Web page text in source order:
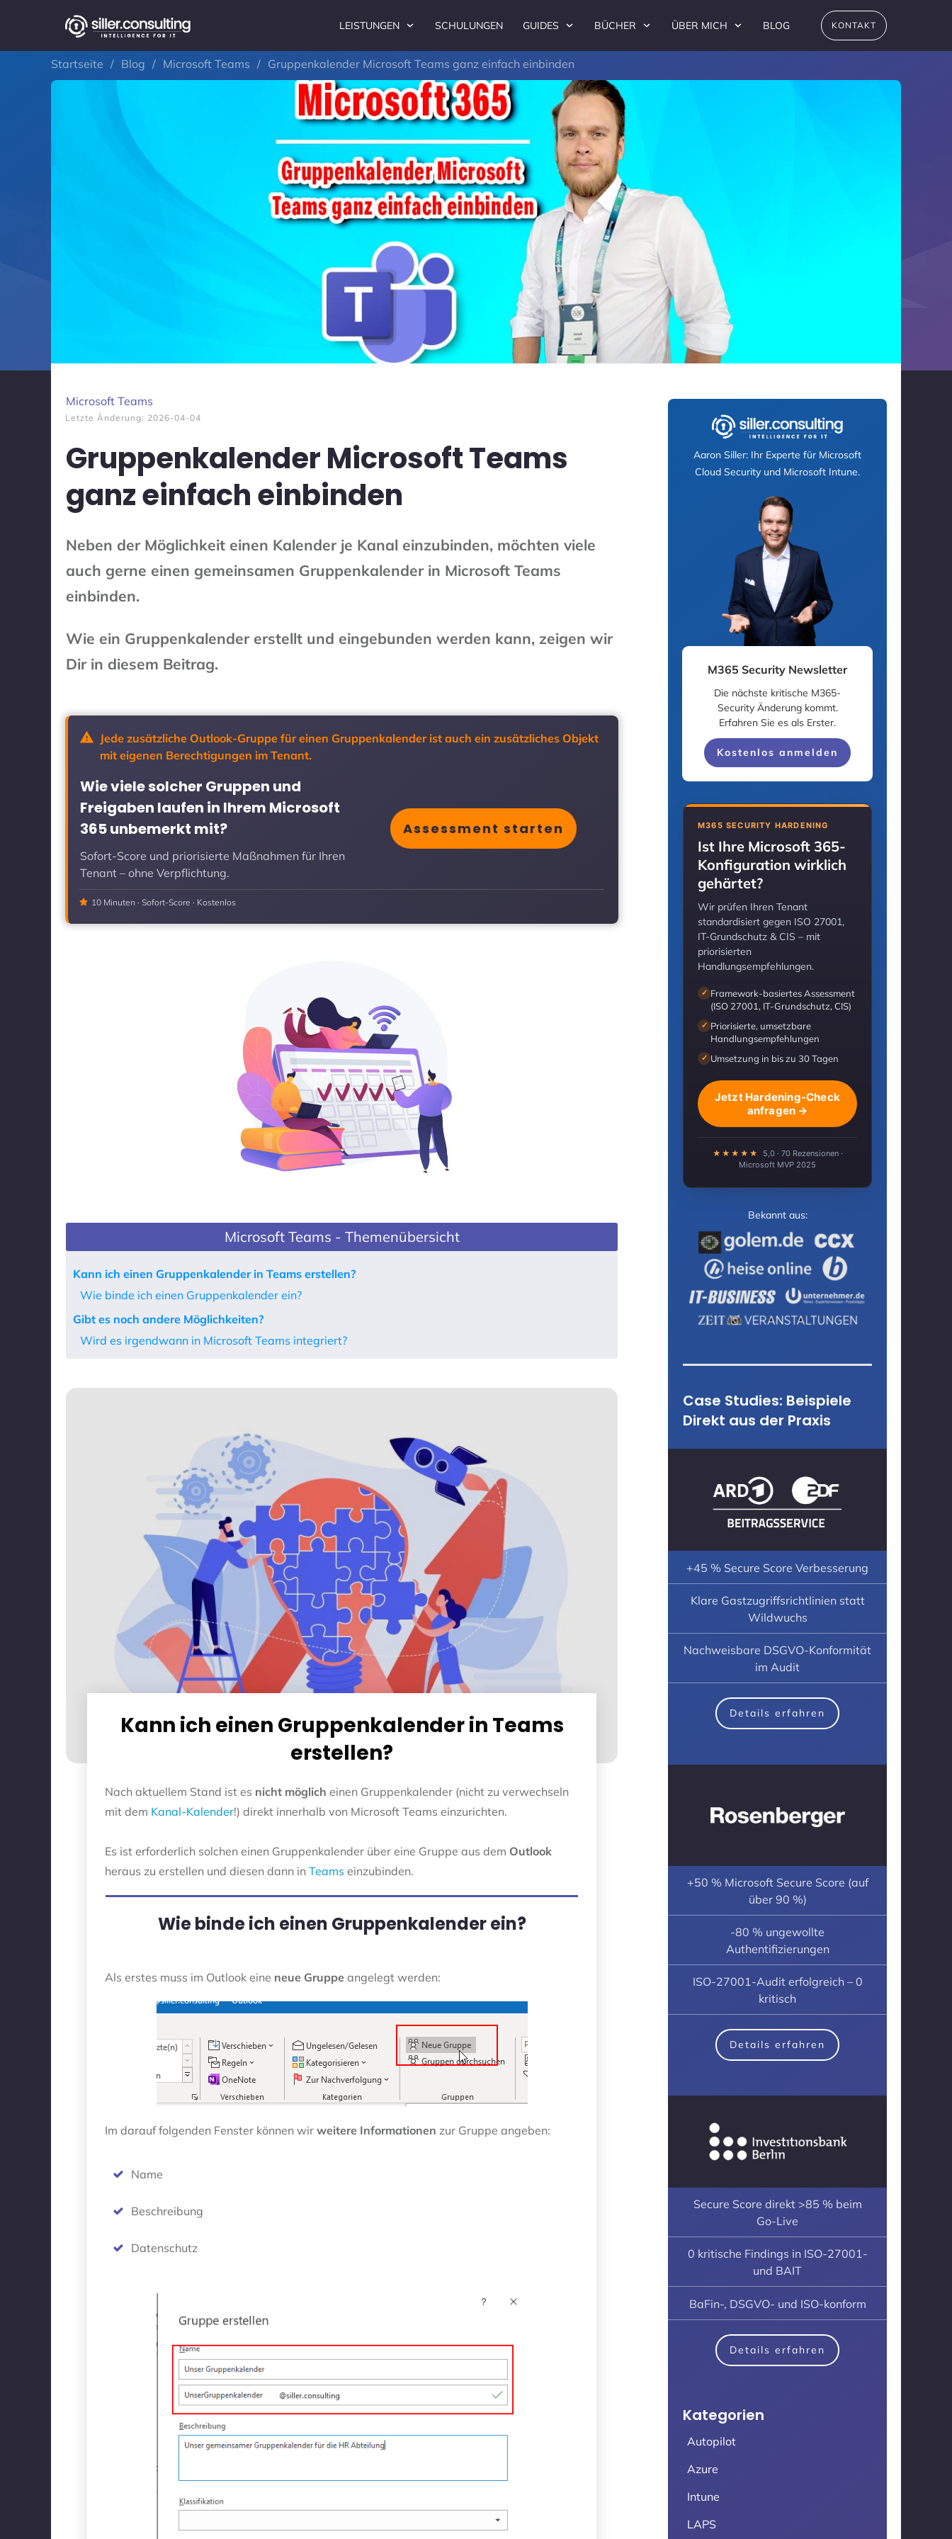
LEISTUNGEN SCHULUNGEN GUIDES BÜCHER ÜBER MICH BLOG KONTAKT
Startseite / Blog / Microsoft Teams / Gruppenkalender Microsoft Teams ganz einfach einbinden
Microsoft Teams
Letzte Änderung: 2026-04-04
Gruppenkalender Microsoft Teams
ganz einfach einbinden
Neben der Möglichkeit einen Kalender je Kanal einzubinden, möchten viele
auch gerne einen gemeinsamen Gruppenkalender in Microsoft Teams
einbinden.
Wie ein Gruppenkalender erstellt und eingebunden werden kann, zeigen wir
Dir in diesem Beitrag.
Jede zusätzliche Outlook-Gruppe für einen Gruppenkalender ist auch ein zusätzliches Objekt
mit eigenen Berechtigungen im Tenant.
Wie viele solcher Gruppen und
Freigaben laufen in Ihrem Microsoft
365 unbemerkt mit?
Sofort-Score und priorisierte Maßnahmen für Ihren
Tenant – ohne Verpflichtung.
Assessment starten
10 Minuten · Sofort-Score · Kostenlos
Microsoft Teams - Themenübersicht
Kann ich einen Gruppenkalender in Teams erstellen?
Wie binde ich einen Gruppenkalender ein?
Gibt es noch andere Möglichkeiten?
Wird es irgendwann in Microsoft Teams integriert?
Kann ich einen Gruppenkalender in Teams
erstellen?
Nach aktuellem Stand ist es nicht möglich einen Gruppenkalender (nicht zu verwechseln
mit dem Kanal-Kalender!) direkt innerhalb von Microsoft Teams einzurichten.
Es ist erforderlich solchen einen Gruppenkalender über eine Gruppe aus dem Outlook
heraus zu erstellen und diesen dann in Teams einzubinden.
Wie binde ich einen Gruppenkalender ein?
Als erstes muss im Outlook eine neue Gruppe angelegt werden:
Im darauf folgenden Fenster können wir weitere Informationen zur Gruppe angeben:
Name
Beschreibung
Datenschutz
Aaron Siller: Ihr Experte für Microsoft
Cloud Security und Microsoft Intune.
M365 Security Newsletter
Die nächste kritische M365-
Security Änderung kommt.
Erfahren Sie es als Erster.
Kostenlos anmelden
M365 SECURITY HARDENING
Ist Ihre Microsoft 365-
Konfiguration wirklich
gehärtet?
Wir prüfen Ihren Tenant
standardisiert gegen ISO 27001,
IT-Grundschutz & CIS – mit
priorisierten
Handlungsempfehlungen.
✓ Framework-basiertes Assessment
(ISO 27001, IT-Grundschutz, CIS)
✓ Priorisierte, umsetzbare
Handlungsempfehlungen
✓ Umsetzung in bis zu 30 Tagen
Jetzt Hardening-Check
anfragen →
★★★★★
5,0 · 70 Rezensionen ·
Microsoft MVP 2025
Bekannt aus:
Case Studies: Beispiele
Direkt aus der Praxis
+45 % Secure Score Verbesserung
Klare Gastzugriffsrichtlinien statt
Wildwuchs
Nachweisbare DSGVO-Konformität
im Audit
Details erfahren
+50 % Microsoft Secure Score (auf
über 90 %)
-80 % ungewollte
Authentifizierungen
ISO-27001-Audit erfolgreich – 0
kritisch
Details erfahren
Secure Score direkt >85 % beim
Go-Live
0 kritische Findings in ISO-27001-
und BAIT
BaFin-, DSGVO- und ISO-konform
Details erfahren
Kategorien
Autopilot
Azure
Intune
LAPS